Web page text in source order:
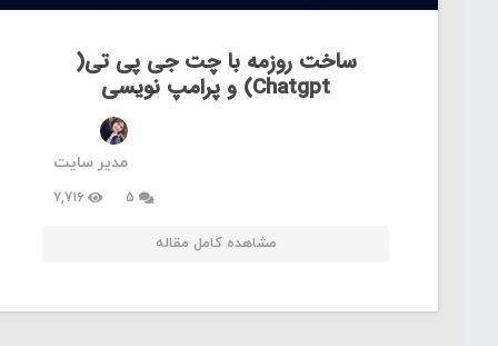
ساخت روزمه با چت جی پی تی(
Chatgpt) و پرامپ نویسی
مدیر سایت
5دیدگاه 7,716
مشاهده کامل مقاله